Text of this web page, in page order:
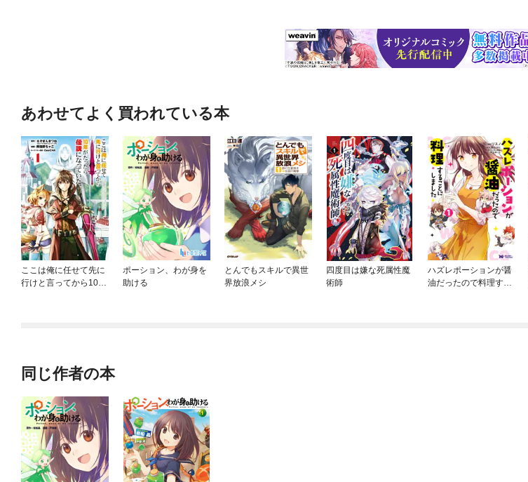
あわせてよく買われている本
ここは俺に任せて先に
行けと言ってから10年
ポーション、わが身を
助ける
とんでもスキルで異世
界放浪メシ
四度目は嫌な死属性魔
術師
ハズレポーションが醤
油だったので料理する
同じ作者の本